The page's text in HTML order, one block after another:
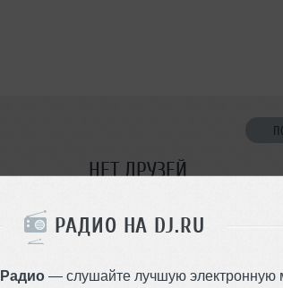
РАДИО НА DJ.RU
Радио— слушайте лучшую электронную
НЕТ ДРУЗЕЙ